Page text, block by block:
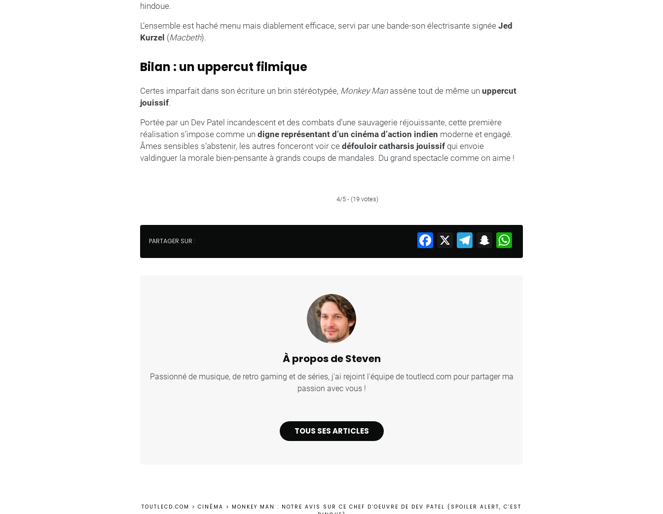
hindoue.
L’ensemble est haché menu mais diablement efficace, servi par une bande-son électrisante signée Jed
Kurzel (Macbeth).
Bilan : un uppercut filmique
Certes imparfait dans son écriture un brin stéréotypée, Monkey Manassène tout de même un uppercut
jouissif.
Portée par un Dev Patel incandescent et des combats d’une sauvagerie réjouissante, cette première
réalisation s’impose comme un digne représentant d’un cinéma d’action indien moderne et engagé.
Âmes sensibles s’abstenir, les autres fonceront voir ce défouloir catharsis jouissif qui envoie
valdinguer la morale bien-pensante à grands coups de mandales. Du grand spectacle comme on aime !
4/5 - (19 votes)
PARTAGER SUR : Facebook
X Telegram
Snapchat
À propos de Steven
Passionné de musique, de retro gaming et de séries, j'ai rejoint l'équipe de toutlecd.com pour partager ma
passion avec vous !
TOUS SES ARTICLES
TOUTLECD.COM > CINÉMA > MONKEY MAN : NOTRE AVIS SUR CE CHEF D’OEUVRE DE DEV PATEL (SPOILER ALERT, C’EST